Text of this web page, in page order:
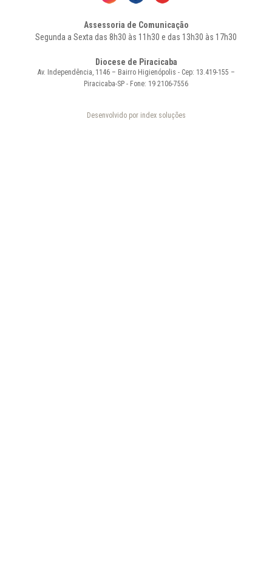
Assessoria de Comunicação
Segunda a Sexta das 8h30 às 11h30 e das 13h30 às 17h30
Diocese de Piracicaba
Av. Independência, 1146 – Bairro Higienópolis - Cep: 13.419-155 –
Piracicaba-SP - Fone: 19 2106-7556
Desenvolvido por index soluções